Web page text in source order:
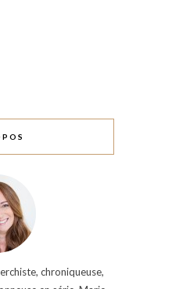
chroniqueuse,